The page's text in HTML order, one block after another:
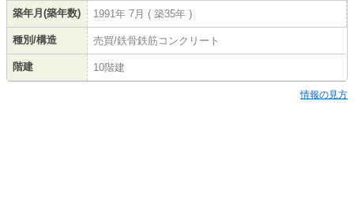
築年月(築年数) 1991年 7月 ( 築35年 )
種別/構造 売買/鉄骨鉄筋コンクリート
階建 10階建
情報の見方